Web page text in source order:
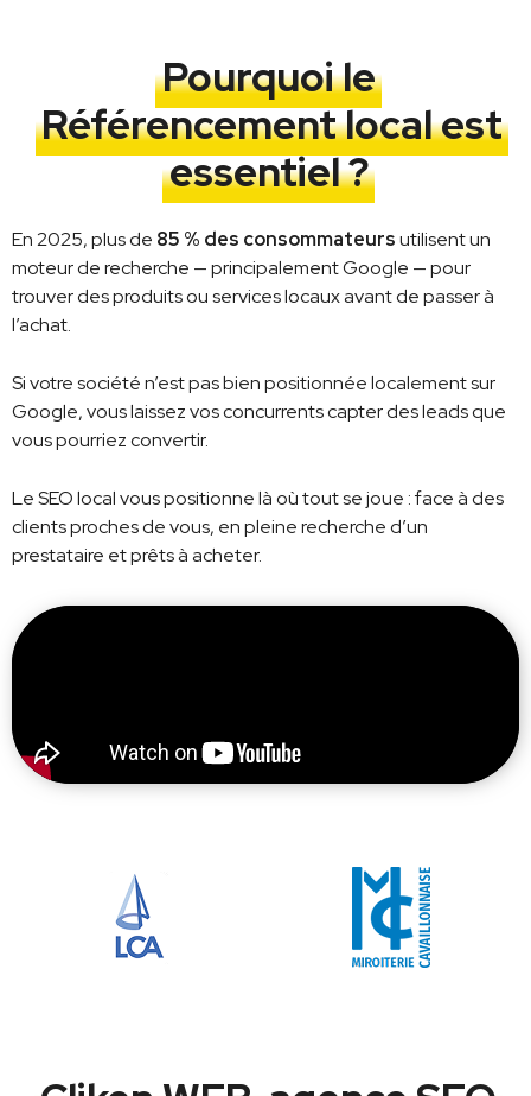
Pourquoi le
Référencement local est
essentiel ?
En 2025, plus de 85 % des consommateursutilisent un
moteur de recherche — principalement Google — pour
trouver des produits ou services locaux avant de passer à
l’achat.
Si votre société n’est pas bien positionnée localement sur
Google, vous laissez vos concurrents capter des leads que
vous pourriez convertir.
Le SEO local vous positionne là où tout se joue : face à des
clients proches de vous, en pleine recherche d’un
prestataire et prêts à acheter.